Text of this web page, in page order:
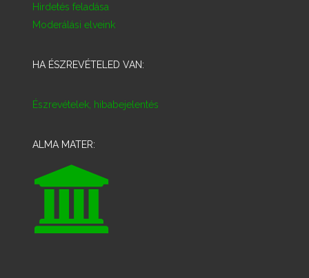
Hirdetés feladása
Moderálási elveink
HA ÉSZREVÉTELED VAN:
Észrevételek, hibabejelentés
ALMA MATER: